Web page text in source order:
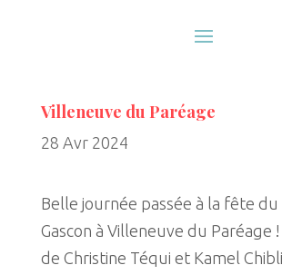
Villeneuve du Paréage
28 Avr 2024
Belle journée passée à la fête
Gascon à Villeneuve du Paréage
de Christine Téqui et Kamel